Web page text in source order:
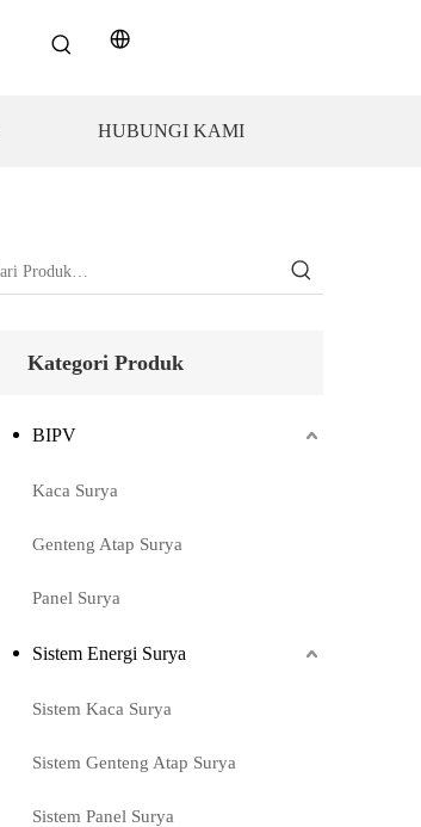
HUBUNGI KAMI
Kategori Produk
BIPV
Kaca Surya
Genteng Atap Surya
Panel Surya
Sistem Energi Surya
Sistem Kaca Surya
Sistem Genteng Atap Surya
Sistem Panel Surya